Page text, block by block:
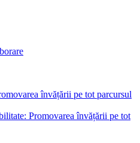
învățării pe tot parcursul
Promovarea învățării pe tot